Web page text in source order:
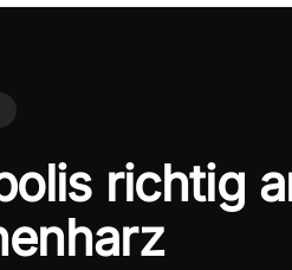
richtig